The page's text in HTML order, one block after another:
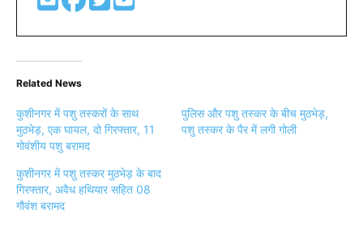
Related News
कुशीनगर में पशु तस्करों के साथ
मुठभेड़, एक घायल, दो गिरफ्तार, 11
गोवंशीय पशु बरामद
पुलिस और पशु तस्कर के बीच मुठभेड़,
पशु तस्कर के पैर में लगी गोली
कुशीनगर में पशु तस्कर मुठभेड़ के बाद
गिरफ्तार, अवैध हथियार सहित 08
गौवंश बरामद